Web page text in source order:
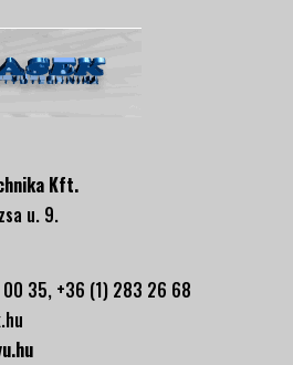
Kft.
u. 9.
35, +36 (1) 283 26 68